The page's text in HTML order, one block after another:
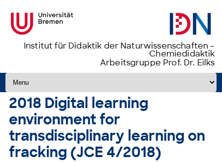
Institut für Didaktik der Naturwissenschaften –
Chemiedidaktik
Arbeitsgruppe Prof. Dr. Eilks
Zum Inhalt springen
2018 Digital learning
environment for
transdisciplinary learning on
fracking (JCE 4/2018)